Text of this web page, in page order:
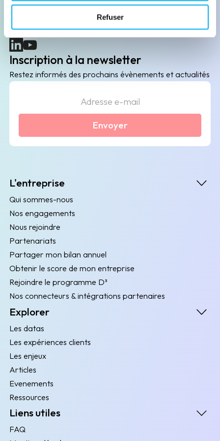
Refuser
B2B de data marketing, gestion des risques
client/fournisseur et conformité.
(nouvelle fenêtre)
(nouvelle fenêtre)
Inscription à la newsletter
Restez informés des prochains évènements et actualités
Envoyer
L'entreprise
Qui sommes-nous
Nos engagements
Nous rejoindre
Partenariats
Partager mon bilan annuel
Obtenir le score de mon entreprise
Rejoindre le programme D³
Nos connecteurs & intégrations partenaires
Explorer
Les datas
Les expériences clients
Les enjeux
Articles
Evenements
Ressources
Liens utiles
FAQ